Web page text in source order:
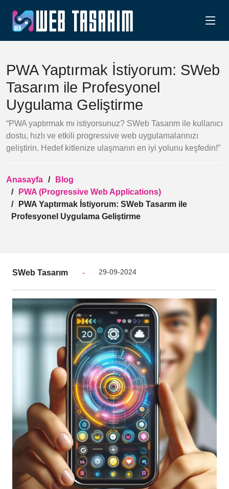
PWA Yaptırmak İstiyorum: SWeb
Tasarım ile Profesyonel
Uygulama Geliştirme
“PWA yaptırmak mı istiyorsunuz? SWeb Tasarım ile kullanıcı
dostu, hızlı ve etkili progressive web uygulamalarınızı
geliştirin. Hedef kitlenize ulaşmanın en iyi yolunu keşfedin!”
Anasayfa
Blog
PWA (Progressive Web Applications)
PWA Yaptırmak İstiyorum: SWeb Tasarım ile
Profesyonel Uygulama Geliştirme
SWeb Tasarım - 29-09-2024